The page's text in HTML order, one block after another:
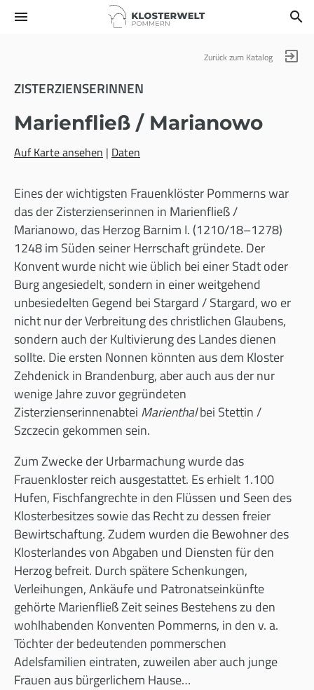
menu search
Zurück zum Katalog exit_to_app
ZISTERZIENSERINNEN
Marienfließ / Marianowo
Auf Karte ansehen | Daten
Eines der wichtigsten Frauenklöster Pommerns war
das der Zisterzienserinnen in Marienfließ /
Marianowo, das Herzog Barnim I. (1210/18–1278)
1248 im Süden seiner Herrschaft gründete. Der
Konvent wurde nicht wie üblich bei einer Stadt oder
Burg angesiedelt, sondern in einer weitgehend
unbesiedelten Gegend bei Stargard / Stargard, wo er
nicht nur der Verbreitung des christlichen Glaubens,
sondern auch der Kultivierung des Landes dienen
sollte. Die ersten Nonnen könnten aus dem Kloster
Zehdenick in Brandenburg, aber auch aus der nur
wenige Jahre zuvor gegründeten
Zisterzienserinnenabtei Marienthalbei Stettin /
Szczecin gekommen sein.
Zum Zwecke der Urbarmachung wurde das
Frauenkloster reich ausgestattet. Es erhielt 1.100
Hufen, Fischfangrechte in den Flüssen und Seen des
Klosterbesitzes sowie das Recht zu dessen freier
Bewirtschaftung. Zudem wurden die Bewohner des
Klosterlandes von Abgaben und Diensten für den
Herzog befreit. Durch spätere Schenkungen,
Verleihungen, Ankäufe und Patronatseinkünfte
gehörte Marienfließ Zeit seines Bestehens zu den
wohlhabenden Konventen Pommerns, in den v. a.
Töchter der bedeutenden pommerschen
Adelsfamilien eintraten, zuweilen aber auch junge
Frauen aus bürgerlichem Hause…